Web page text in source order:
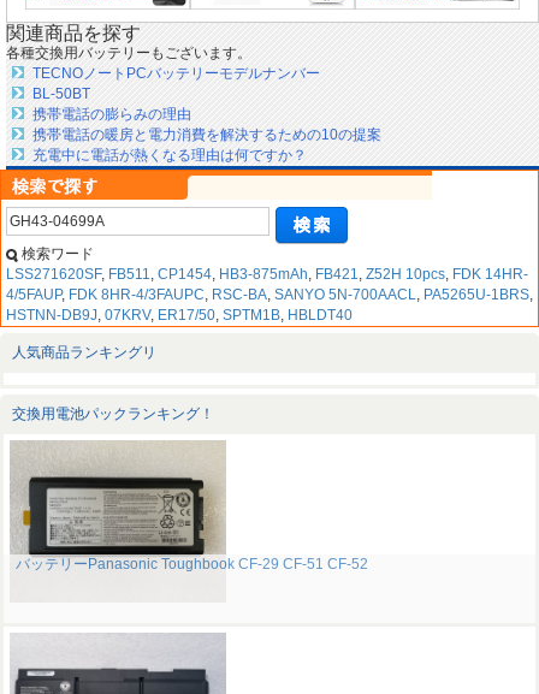
関連商品を探す
各種交換用バッテリーもございます。
TECNOノートPCバッテリーモデルナンバー
BL-50BT
携帯電話の膨らみの理由
携帯電話の暖房と電力消費を解決するための10の提案
充電中に電話が熱くなる理由は何ですか？
検索ワード
LSS271620SF, FB511, CP1454, HB3-875mAh, FB421, Z52H 10pcs, FDK 14HR-
4/5FAUP, FDK 8HR-4/3FAUPC, RSC-BA, SANYO 5N-700AACL, PA5265U-1BRS,
HSTNN-DB9J, 07KRV, ER17/50, SPTM1B, HBLDT40
人気商品ランキングリ
交換用電池パックランキング！
バッテリーPanasonic Toughbook CF-29 CF-51 CF-52